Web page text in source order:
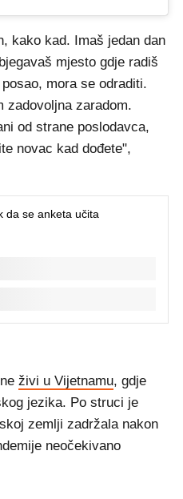
kako kad. Imaš jedan dan
mjesto gdje radiš
mora se odraditi.
zadovoljna zaradom.
od strane poslodavca,
novac kad dođete",
živi u Vijetnamu, gdje
jezika. Po struci je
zemlji zadržala nakon
neočekivano